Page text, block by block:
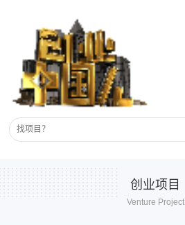
创业项目
Venture Project